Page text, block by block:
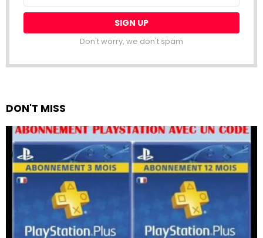
Don't worry, we don't spam
DON'T MISS